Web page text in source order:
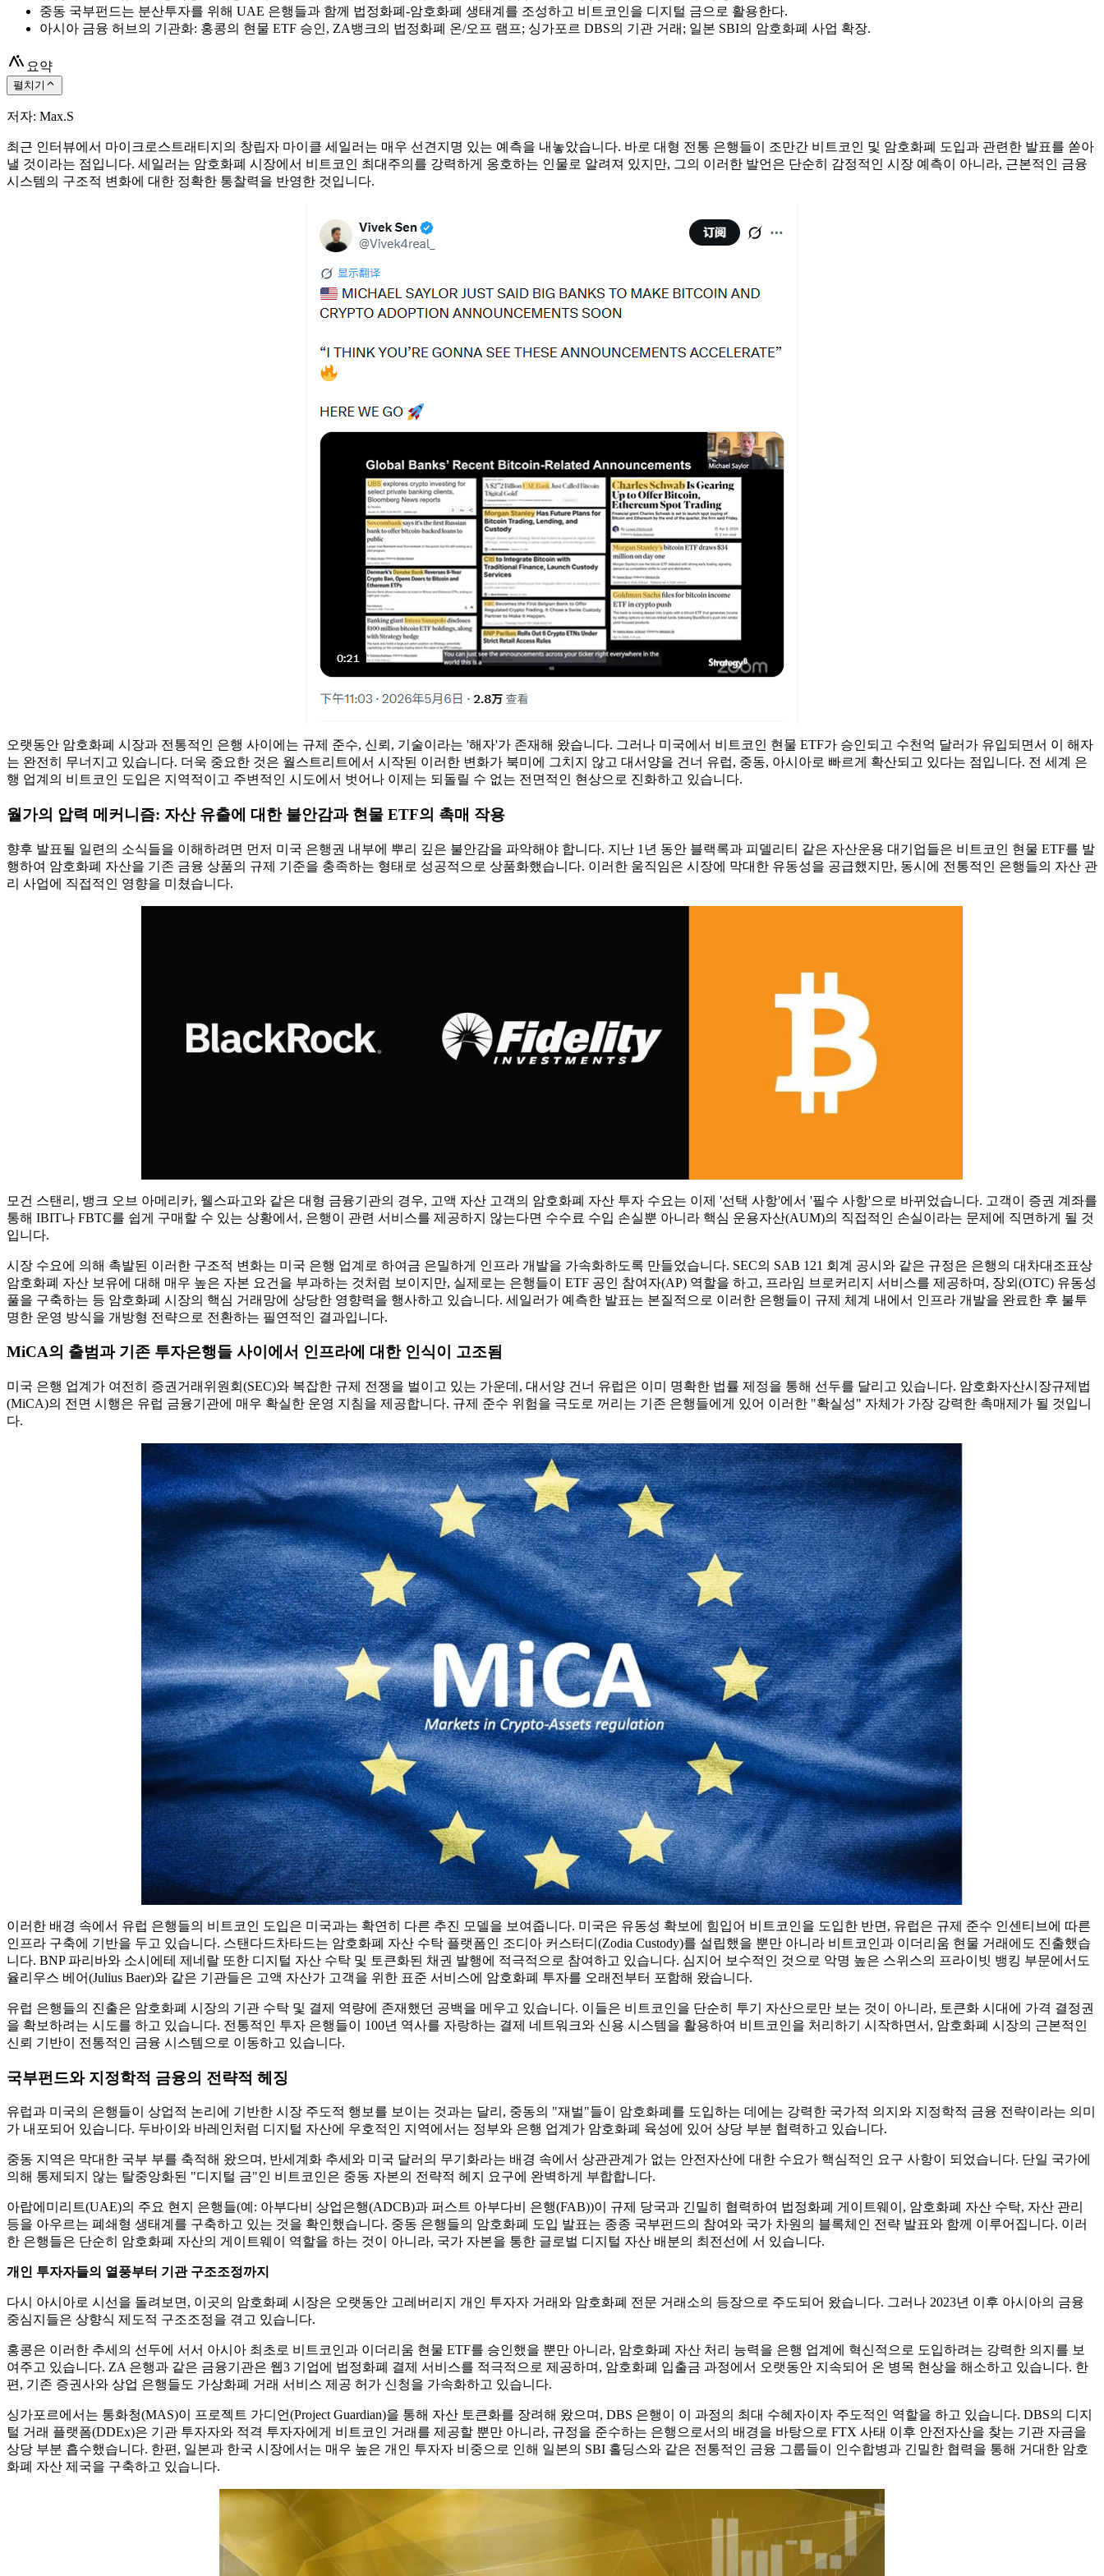
중동 국부펀드는 분산투자를 위해 UAE 은행들과 함께 법정화폐-암호화폐 생태계를 조성하고 비트코인을 디지털 금으로 활용한다.
아시아 금융 허브의 기관화: 홍콩의 현물 ETF 승인, ZA뱅크의 법정화폐 온/오프 램프; 싱가포르 DBS의 기관 거래; 일본 SBI의 암호화폐 사업 확장.
요약
펼치기
저자: Max.S
최근 인터뷰에서 마이크로스트래티지의 창립자 마이클 세일러는 매우 선견지명 있는 예측을 내놓았습니다. 바로 대형 전통 은행들이 조만간 비트코인 ​​및 암호화폐 도입과 관련한 발표를 쏟아
낼 것이라는 점입니다. 세일러는 암호화폐 시장에서 비트코인 ​​최대주의를 강력하게 옹호하는 인물로 알려져 있지만, 그의 이러한 발언은 단순히 감정적인 시장 예측이 아니라, 근본적인 금융
시스템의 구조적 변화에 대한 정확한 통찰력을 반영한 것입니다.
오랫동안 암호화폐 시장과 전통적인 은행 사이에는 규제 준수, 신뢰, 기술이라는 '해자'가 존재해 왔습니다. 그러나 미국에서 비트코인 ​​현물 ETF가 승인되고 수천억 달러가 유입되면서 이 해자
는 완전히 무너지고 있습니다. 더욱 중요한 것은 월스트리트에서 시작된 이러한 변화가 북미에 그치지 않고 대서양을 건너 유럽, 중동, 아시아로 빠르게 확산되고 있다는 점입니다. 전 세계 은
행 업계의 비트코인 ​​도입은 지역적이고 주변적인 시도에서 벗어나 이제는 되돌릴 수 없는 전면적인 현상으로 진화하고 있습니다.
월가의 압력 메커니즘: 자산 유출에 대한 불안감과 현물 ETF의 촉매 작용
향후 발표될 일련의 소식들을 이해하려면 먼저 미국 은행권 내부에 뿌리 깊은 불안감을 파악해야 합니다. 지난 1년 동안 블랙록과 피델리티 같은 자산운용 대기업들은 비트코인 ​​현물 ETF를 발
행하여 암호화폐 자산을 기존 금융 상품의 규제 기준을 충족하는 형태로 성공적으로 상품화했습니다. 이러한 움직임은 시장에 막대한 유동성을 공급했지만, 동시에 전통적인 은행들의 자산 관
리 사업에 직접적인 영향을 미쳤습니다.
모건 스탠리, 뱅크 오브 아메리카, 웰스파고와 같은 대형 금융기관의 경우, 고액 자산 고객의 암호화폐 자산 투자 수요는 이제 '선택 사항'에서 '필수 사항'으로 바뀌었습니다. 고객이 증권 계좌를
통해 IBIT나 FBTC를 쉽게 구매할 수 있는 상황에서, 은행이 관련 서비스를 제공하지 않는다면 수수료 수입 손실뿐 아니라 핵심 운용자산(AUM)의 직접적인 손실이라는 문제에 직면하게 될 것
입니다.
시장 수요에 의해 촉발된 이러한 구조적 변화는 미국 은행 업계로 하여금 은밀하게 인프라 개발을 가속화하도록 만들었습니다. SEC의 SAB 121 회계 공시와 같은 규정은 은행의 대차대조표상
암호화폐 자산 보유에 대해 매우 높은 자본 요건을 부과하는 것처럼 보이지만, 실제로는 은행들이 ETF 공인 참여자(AP) 역할을 하고, 프라임 브로커리지 서비스를 제공하며, 장외(OTC) 유동성
풀을 구축하는 등 암호화폐 시장의 핵심 거래망에 상당한 영향력을 행사하고 있습니다. 세일러가 예측한 발표는 본질적으로 이러한 은행들이 규제 체계 내에서 인프라 개발을 완료한 후 불투
명한 운영 방식을 개방형 전략으로 전환하는 필연적인 결과입니다.
MiCA의 출범과 기존 투자은행들 사이에서 인프라에 대한 인식이 고조됨
미국 은행 업계가 여전히 증권거래위원회(SEC)와 복잡한 규제 전쟁을 벌이고 있는 가운데, 대서양 건너 유럽은 이미 명확한 법률 제정을 통해 선두를 달리고 있습니다. 암호화자산시장규제법
(MiCA)의 전면 시행은 유럽 금융기관에 매우 확실한 운영 지침을 제공합니다. 규제 준수 위험을 극도로 꺼리는 기존 은행들에게 있어 이러한 "확실성" 자체가 가장 강력한 촉매제가 될 것입니
다.
이러한 배경 속에서 유럽 은행들의 비트코인 ​​도입은 미국과는 확연히 다른 추진 모델을 보여줍니다. 미국은 유동성 확보에 힘입어 비트코인을 도입한 반면, 유럽은 규제 준수 인센티브에 따른
인프라 구축에 기반을 두고 있습니다. 스탠다드차타드는 암호화폐 자산 수탁 플랫폼인 조디아 커스터디(Zodia Custody)를 설립했을 뿐만 아니라 비트코인과 이더리움 현물 거래에도 진출했습
니다. BNP 파리바와 소시에테 제네랄 또한 디지털 자산 수탁 및 토큰화된 채권 발행에 적극적으로 참여하고 있습니다. 심지어 보수적인 것으로 악명 높은 스위스의 프라이빗 뱅킹 부문에서도
율리우스 베어(Julius Baer)와 같은 기관들은 고액 자산가 고객을 위한 표준 서비스에 암호화폐 투자를 오래전부터 포함해 왔습니다.
유럽 ​​은행들의 진출은 암호화폐 시장의 기관 수탁 및 결제 역량에 존재했던 공백을 메우고 있습니다. 이들은 비트코인을 단순히 투기 자산으로만 보는 것이 아니라, 토큰화 시대에 가격 결정권
을 확보하려는 시도를 하고 있습니다. 전통적인 투자 은행들이 100년 역사를 자랑하는 결제 네트워크와 신용 시스템을 활용하여 비트코인을 처리하기 시작하면서, 암호화폐 시장의 근본적인
신뢰 기반이 전통적인 금융 시스템으로 이동하고 있습니다.
국부펀드와 지정학적 금융의 전략적 헤징
유럽과 미국의 은행들이 상업적 논리에 기반한 시장 주도적 행보를 보이는 것과는 달리, 중동의 "재벌"들이 암호화폐를 도입하는 데에는 강력한 국가적 의지와 지정학적 금융 전략이라는 의미
가 내포되어 있습니다. 두바이와 바레인처럼 디지털 자산에 우호적인 지역에서는 정부와 은행 업계가 암호화폐 육성에 있어 상당 부분 협력하고 있습니다.
중동 지역은 막대한 국부 부를 축적해 왔으며, 반세계화 추세와 미국 달러의 무기화라는 배경 속에서 상관관계가 없는 안전자산에 대한 수요가 핵심적인 요구 사항이 되었습니다. 단일 국가에
의해 통제되지 않는 탈중앙화된 "디지털 금"인 비트코인은 중동 자본의 전략적 헤지 요구에 완벽하게 부합합니다.
아랍에미리트(UAE)의 주요 현지 은행들(예: 아부다비 상업은행(ADCB)과 퍼스트 아부다비 은행(FAB))이 규제 당국과 긴밀히 협력하여 법정화폐 게이트웨이, 암호화폐 자산 수탁, 자산 관리
등을 아우르는 폐쇄형 생태계를 구축하고 있는 것을 확인했습니다. 중동 은행들의 암호화폐 도입 발표는 종종 국부펀드의 참여와 국가 차원의 블록체인 전략 발표와 함께 이루어집니다. 이러
한 은행들은 단순히 암호화폐 자산의 게이트웨이 역할을 하는 것이 아니라, 국가 자본을 통한 글로벌 디지털 자산 배분의 최전선에 서 있습니다.
개인 투자자들의 열풍부터 기관 구조조정까지
다시 아시아로 시선을 돌려보면, 이곳의 암호화폐 시장은 오랫동안 고레버리지 개인 투자자 거래와 암호화폐 전문 거래소의 등장으로 주도되어 왔습니다. 그러나 2023년 이후 아시아의 금융
중심지들은 상향식 제도적 구조조정을 겪고 있습니다.
홍콩은 이러한 추세의 선두에 서서 아시아 최초로 비트코인과 이더리움 현물 ETF를 승인했을 뿐만 아니라, 암호화폐 자산 처리 능력을 은행 업계에 혁신적으로 도입하려는 강력한 의지를 보
여주고 있습니다. ZA 은행과 같은 금융기관은 웹3 기업에 법정화폐 결제 서비스를 적극적으로 제공하며, 암호화폐 입출금 과정에서 오랫동안 지속되어 온 병목 현상을 해소하고 있습니다. 한
편, 기존 증권사와 상업 은행들도 가상화폐 거래 서비스 제공 허가 신청을 가속화하고 있습니다.
싱가포르에서는 통화청(MAS)이 프로젝트 가디언(Project Guardian)을 통해 자산 토큰화를 장려해 왔으며, DBS 은행이 이 과정의 최대 수혜자이자 주도적인 역할을 하고 있습니다. DBS의 디지
털 거래 플랫폼(DDEx)은 기관 투자자와 적격 투자자에게 비트코인 ​​거래를 제공할 뿐만 아니라, 규정을 준수하는 은행으로서의 배경을 바탕으로 FTX 사태 이후 안전자산을 찾는 기관 자금을
상당 부분 흡수했습니다. 한편, 일본과 한국 시장에서는 매우 높은 개인 투자자 비중으로 인해 일본의 SBI 홀딩스와 같은 전통적인 금융 그룹들이 인수합병과 긴밀한 협력을 통해 거대한 암호
화폐 자산 제국을 구축하고 있습니다.